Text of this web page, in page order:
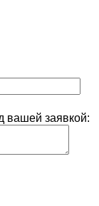
вашей заявкой: